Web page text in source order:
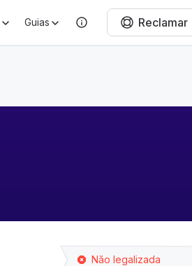
Guias Reclamar
Não legalizada